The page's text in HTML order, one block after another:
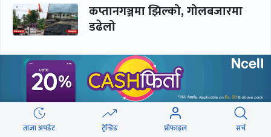
कप्तानगञ्जमा झिल्को, गोलबजारमा
डढेलो
आकस्मिक कक्ष चिकित्सकमाथि
हातपातको ‘हटस्पट’
ताजा अपडेट ट्रेन्डिङ प्रोफाइल सर्च